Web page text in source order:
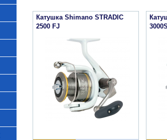
Катушка Shimano STRADIC
2500 FJ